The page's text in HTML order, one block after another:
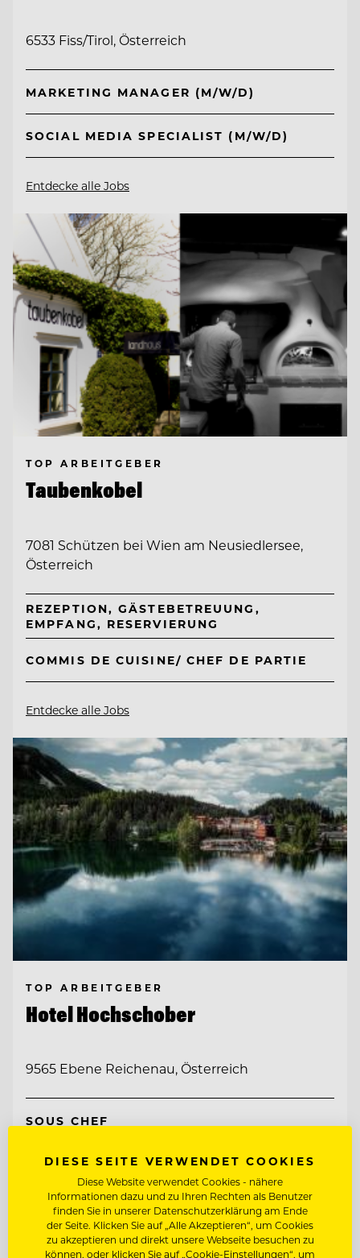
6533 Fiss/Tirol, Österreich
MARKETING MANAGER (M/W/D)
SOCIAL MEDIA SPECIALIST (M/W/D)
Entdecke alle Jobs
TOP ARBEITGEBER
Taubenkobel
7081 Schützen bei Wien am Neusiedlersee,
Österreich
REZEPTION, GÄSTEBETREUUNG,
EMPFANG, RESERVIERUNG
COMMIS DE CUISINE/ CHEF DE PARTIE
Entdecke alle Jobs
TOP ARBEITGEBER
Hotel Hochschober
9565 Ebene Reichenau, Österreich
SOUS CHEF
BARMITARBEITER
Entdecke alle Jobs
DIESE SEITE VERWENDET COOKIES
Diese Website verwendet Cookies - nähere
Informationen dazu und zu Ihren Rechten als Benutzer
finden Sie in unserer Datenschutzerklärung am Ende
der Seite. Klicken Sie auf „Alle Akzeptieren“, um Cookies
zu akzeptieren und direkt unsere Webseite besuchen zu
können, oder klicken Sie auf „Cookie-Einstellungen“, um